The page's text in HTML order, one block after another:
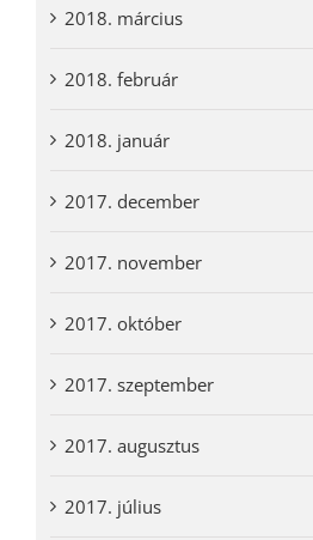
2018. március
2018. február
2018. január
2017. december
2017. november
2017. október
2017. szeptember
2017. augusztus
2017. július